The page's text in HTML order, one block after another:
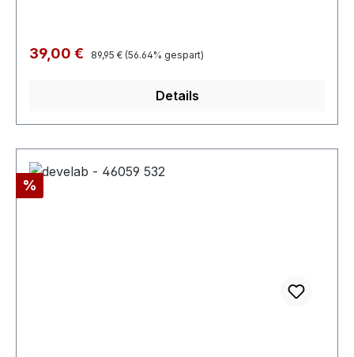
Verkaufspreis:
39,00 € Regulärer Preis:
89,95 € (56.64% gespart)
Details
Rabatt
%